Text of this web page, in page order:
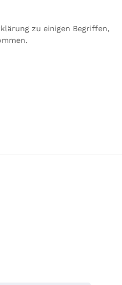
zu einigen Begriffen,